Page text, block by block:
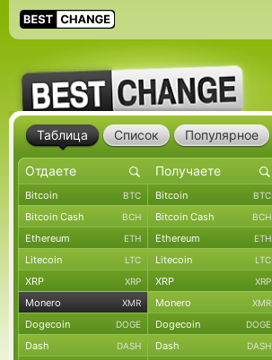
Таблица Список Популярное
Bitcoin BTC Bitcoin BTC
Bitcoin Cash BCH Bitcoin Cash BCH
Ethereum ETH Ethereum ETH
Litecoin LTC Litecoin LTC
XRP XRP XRP XRP
Monero XMR Monero XMR
Dogecoin DOGE Dogecoin DOGE
Dash DASH Dash DASH